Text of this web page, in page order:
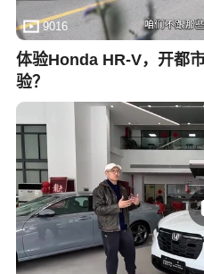
9016
体验Honda HR-V，开都
验？